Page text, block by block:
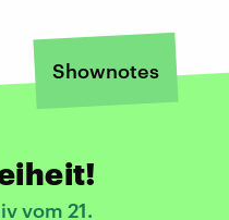
Shownotes
vom 21.